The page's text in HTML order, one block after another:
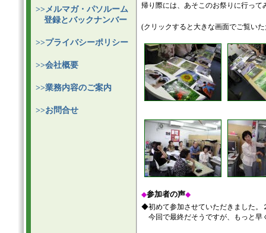
>>メルマガ・パソルーム
登録とバックナンバー
>>プライバシーポリシー
>>会社概要
>>業務内容のご案内
>>お問合せ
帰り際には、あそこのお祭りに行っ
(クリックすると大きな画面でご覧い
◆参加者の声◆
◆初めて参加させていただきました。
今回で最終だそうですが、もっと早